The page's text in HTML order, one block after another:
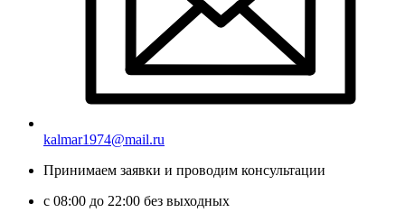
kalmar1974@mail.ru
Принимаем заявки и проводим консультации
с 08:00 до 22:00 без выходных